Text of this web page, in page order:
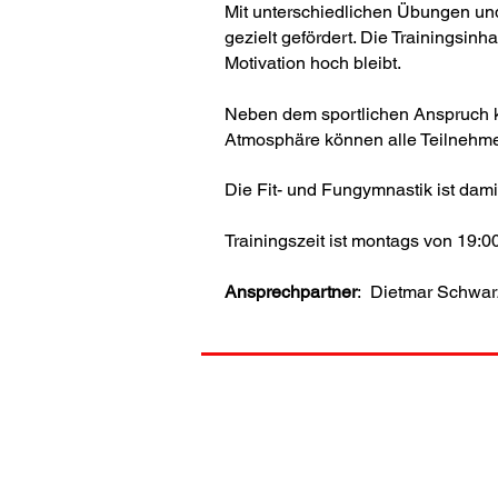
Mit unterschiedlichen Übungen
gezielt gefördert. Die
Motivation hoch bleibt.
Neben dem sportlichen Anspruch
Atmosphäre können alle
Die Fit- und Fungymnastik ist
Trainingszeit ist montags von
Ansprechpartner: Dietmar